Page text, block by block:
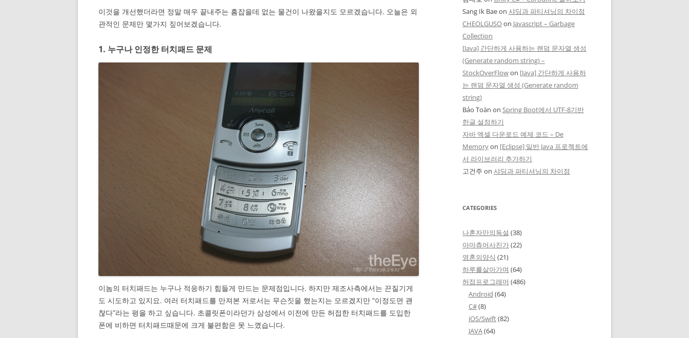
이것을 개선했더라면 정말 매우 끝내주는 흠잡을데 없는 물건이 나왔을지도 모르겠습니다. 오늘은 외
관적인 문제만 몇가지 짚어보겠습니다.
1. 누구나 인정한 터치패드 문제
이놈의 터치패드는 누구나 적응하기 힘들게 만드는 문제점입니다. 하지만 제조사측에서는 끈질기게
도 시도하고 있지요. 여러 터치패드를 만져본 저로서는 무슨짓을 했는지는 모르겠지만 “이정도면 괜
찮다”라는 평을 하고 싶습니다. 초콜릿폰이라던가 삼성에서 이전에 만든 허접한 터치패드를 도입한
폰에 비하면 터치패드때문에 크게 불편함은 못 느꼈습니다.
Sang Ik Baeon 샤딩과 파티셔닝의 차이점
CHEOLGUSOon Javascript – Garbage
Collection
[Java] 간단하게 사용하는 랜덤 문자열 생성
(Generate random string) –
StockOverFlowon [Java] 간단하게 사용하
는 랜덤 문자열 생성 (Generate random
string)
Bảo Toàn on Spring Boot에서 UTF-8기반
한글 설정하기
자바 엑셀 다운로드 예제 코드 – De
Memoryon [Eclipse] 일반 Java 프로젝트에
서 라이브러리 추가하기
고건주 on 샤딩과 파티셔닝의 차이점
CATEGORIES
나혼자만의독설 (38)
아마츄어사진가(22)
영혼의양식 (21)
하루를살아가며 (64)
허접프로그래머 (486)
Android (64)
C#(8)
iOS/Swift(82)
JAVA(64)